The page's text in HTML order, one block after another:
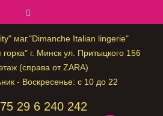
маг."Dimanche Italian lingerie"
г. Минск ул. Притыцкого 156
(справа от ZARA)
- Воскресенье: с 10 до 22
29 6 240 242